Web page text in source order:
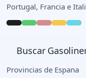
Portugal, Francia e
Buscar
Provincias de Espana